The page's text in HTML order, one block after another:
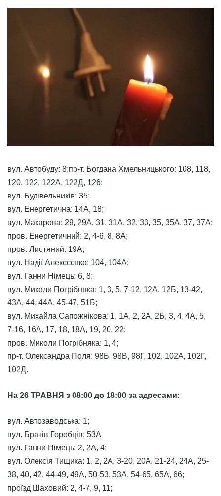
вул. Автобуду: 8;пр-т. Богдана Хмельницького: 108, 118,
120, 122, 122А, 122Д, 126;
вул. Будівельників: 35;
вул. Енергетична: 14А, 18;
вул. Макарова: 29, 29А, 31, 31А, 32, 33, 35, 35А, 37, 37А;
пров. Енергетичний: 2, 4-6, 8, 8А;
пров. Листяний: 19А;
вул. Надії Алексєєнко: 104, 104А;
вул. Ганни Німець: 6, 8;
вул. Миколи Погрібняка: 1, 3, 5, 7-12, 12А, 12Б, 13-42,
43А, 44, 44А, 45-47, 51Б;
вул. Михайла Сапожнікова: 1, 1А, 2, 2А, 2Б, 3, 4, 4А, 5,
7-16, 16А, 17, 18, 18А, 19, 20, 22;
пров. Миколи Погрібняка: 1, 4;
пр-т. Олександра Поля: 98Б, 98В, 98Г, 102, 102А, 102Г,
102Д.
На 26 ТРАВНЯ з 08:00 до 18:00 за адресами:
вул. Автозаводська: 1;
вул. Братів Горобців: 53А
вул. Ганни Німець: 2, 2А, 4;
вул. Олексія Тищика: 1, 2, 2А, 3-20, 20А, 21-24, 24А, 25-
38, 40, 42, 44-49, 49А, 50-53, 53А, 54-65, 65А, 66;
проїзд Шаховий: 2, 4-7, 9, 11;